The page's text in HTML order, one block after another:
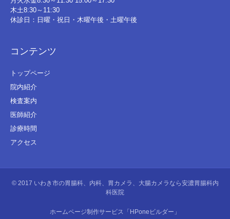
木土8:30～11:30
休診日：日曜・祝日・木曜午後・土曜午後
コンテンツ
トップページ
院内紹介
検査案内
医師紹介
診療時間
アクセス
© 2017 いわき市の胃腸科、内科、胃カメラ、大腸カメラなら安濃胃腸科内
科医院
ホームページ制作サービス「HPoneビルダー」